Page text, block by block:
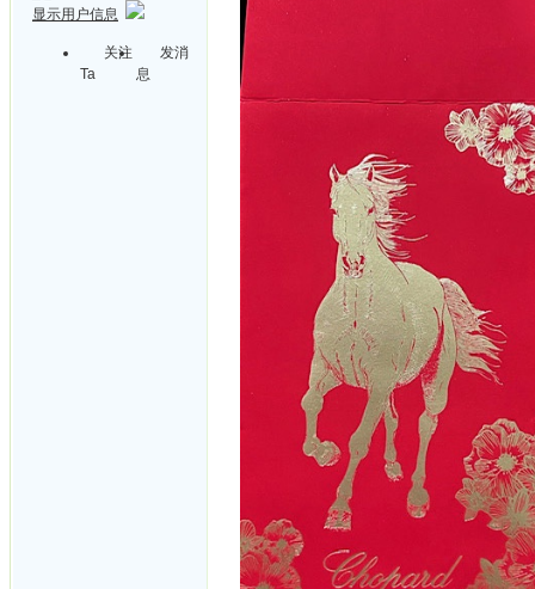
显示用户信息
关注
Ta
发消
息